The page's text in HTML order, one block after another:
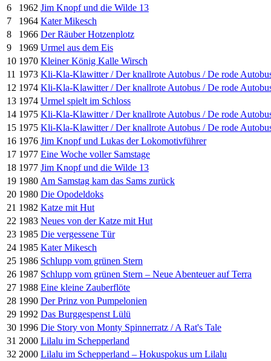
6
1962 Jim Knopf und die Wilde 13
7
1964 Kater Mikesch
8
1966 Der Räuber Hotzenplotz
9
1969 Urmel aus dem Eis
10 1970 Kleiner König Kalle Wirsch
11 1973 Kli-Kla-Klawitter / Der knallrote Autobus / De rode
12 1974 Kli-Kla-Klawitter / Der knallrote Autobus / De rode
13 1974 Urmel spielt im Schloss
14 1975 Kli-Kla-Klawitter / Der knallrote Autobus / De rode
15 1975 Kli-Kla-Klawitter / Der knallrote Autobus / De rode
16 1976 Jim Knopf und Lukas der Lokomotivführer
17 1977 Eine Woche voller Samstage
18 1977 Jim Knopf und die Wilde 13
19 1980 Am Samstag kam das Sams zurück
20 1980 Die Opodeldoks
21 1982 Katze mit Hut
22 1983 Neues von der Katze mit Hut
23 1985 Die vergessene Tür
24 1985 Kater Mikesch
25 1986 Schlupp vom grünen Stern
26 1987 Schlupp vom grünen Stern – Neue Abenteuer auf Terra
27 1988 Eine kleine Zauberflöte
28 1990 Der Prinz von Pumpelonien
29 1992 Das Burggespenst Lülü
30 1996 Die Story von Monty Spinnerratz / A Rat's Tale
31 2000 Lilalu im Schepperland
32 2000 Lilalu im Schepperland – Hokuspokus um Lilalu